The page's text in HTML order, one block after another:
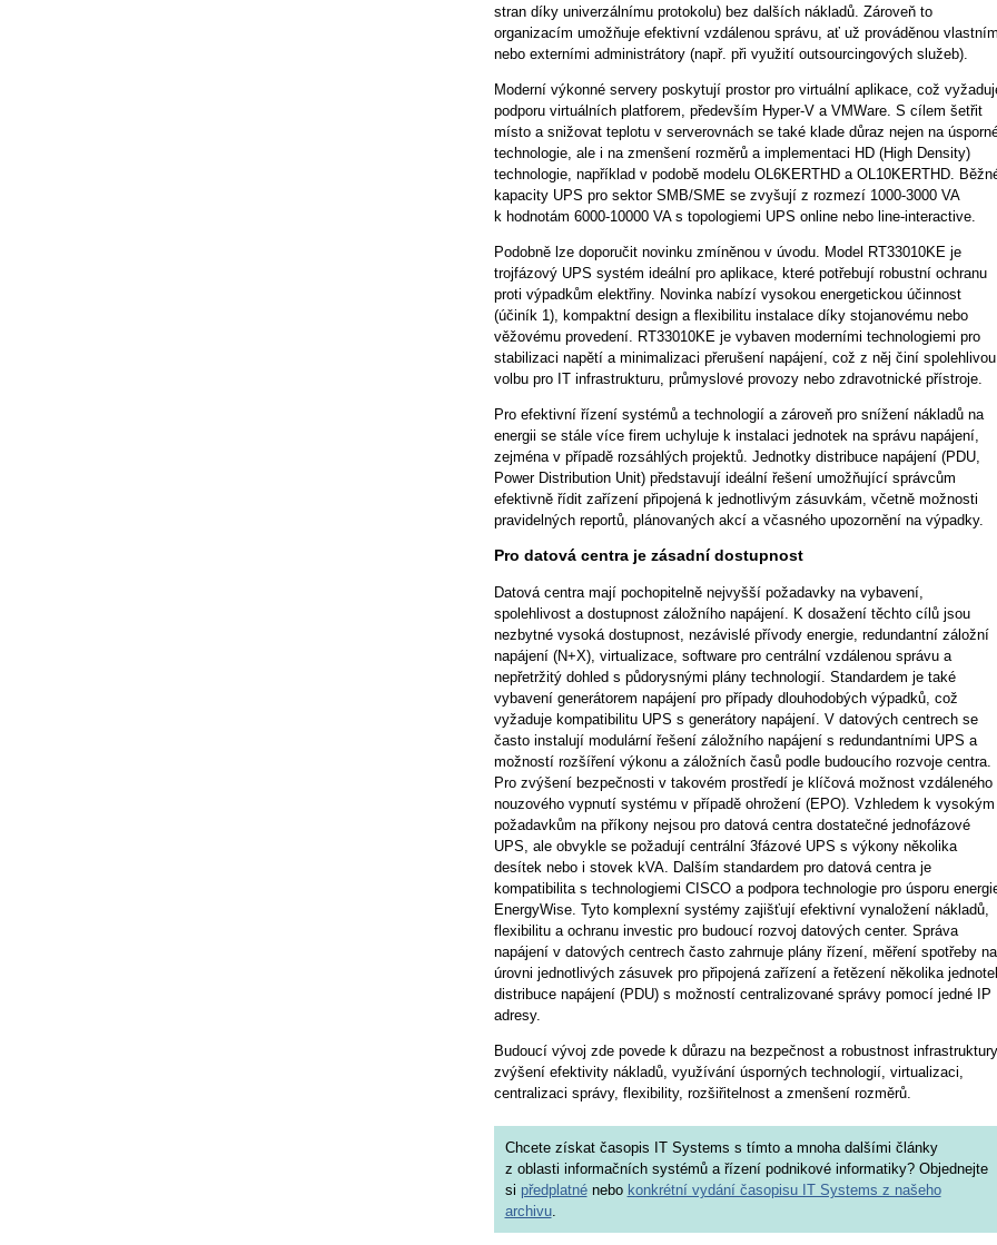
stran díky univerzálnímu protokolu) bez dalších nákladů. Zároveň to
organizacím umožňuje efektivní vzdálenou správu, ať už prováděnou
nebo externími administrátory (např. při využití outsourcingových služeb).
Moderní výkonné servery poskytují prostor pro virtuální aplikace, což
podporu virtuálních platforem, především Hyper-V a VMWare. S cílem šetřit
místo a snižovat teplotu v serverovnách se také klade důraz nejen na
technologie, ale i na zmenšení rozměrů a implementaci HD (High Density)
technologie, například v podobě modelu OL6KERTHD a OL10KERTHD.
kapacity UPS pro sektor SMB/SME se zvyšují z rozmezí 1000-3000 VA
k hodnotám 6000-10000 VA s topologiemi UPS online nebo line-interactive.
Podobně lze doporučit novinku zmíněnou v úvodu. Model RT33010KE je
trojfázový UPS systém ideální pro aplikace, které potřebují robustní ochranu
proti výpadkům elektřiny. Novinka nabízí vysokou energetickou účinnost
(účiník 1), kompaktní design a flexibilitu instalace díky stojanovému nebo
věžovému provedení. RT33010KE je vybaven moderními technologiemi pro
stabilizaci napětí a minimalizaci přerušení napájení, což z něj činí spolehlivou
volbu pro IT infrastrukturu, průmyslové provozy nebo zdravotnické přístroje.
Pro efektivní řízení systémů a technologií a zároveň pro snížení nákladů na
energii se stále více firem uchyluje k instalaci jednotek na správu napájení,
zejména v případě rozsáhlých projektů. Jednotky distribuce napájení (PDU,
Power Distribution Unit) představují ideální řešení umožňující správcům
efektivně řídit zařízení připojená k jednotlivým zásuvkám, včetně možnosti
pravidelných reportů, plánovaných akcí a včasného upozornění na výpadky.
Pro datová centra je zásadní dostupnost
Datová centra mají pochopitelně nejvyšší požadavky na vybavení,
spolehlivost a dostupnost záložního napájení. K dosažení těchto cílů jsou
nezbytné vysoká dostupnost, nezávislé přívody energie, redundantní záložní
napájení (N+X), virtualizace, software pro centrální vzdálenou správu a
nepřetržitý dohled s půdorysnými plány technologií. Standardem je také
vybavení generátorem napájení pro případy dlouhodobých výpadků, což
vyžaduje kompatibilitu UPS s generátory napájení. V datových centrech se
často instalují modulární řešení záložního napájení s redundantními UPS a
možností rozšíření výkonu a záložních časů podle budoucího rozvoje centra.
Pro zvýšení bezpečnosti v takovém prostředí je klíčová možnost vzdáleného
nouzového vypnutí systému v případě ohrožení (EPO). Vzhledem k vysokým
požadavkům na příkony nejsou pro datová centra dostatečné jednofázové
UPS, ale obvykle se požadují centrální 3fázové UPS s výkony několika
desítek nebo i stovek kVA. Dalším standardem pro datová centra je
kompatibilita s technologiemi CISCO a podpora technologie pro úsporu
EnergyWise. Tyto komplexní systémy zajišťují efektivní vynaložení nákladů,
flexibilitu a ochranu investic pro budoucí rozvoj datových center. Správa
napájení v datových centrech často zahrnuje plány řízení, měření spotřeby na
úrovni jednotlivých zásuvek pro připojená zařízení a řetězení několika
distribuce napájení (PDU) s možností centralizované správy pomocí jedné IP
adresy.
Budoucí vývoj zde povede k důrazu na bezpečnost a robustnost infrastruktury,
zvýšení efektivity nákladů, využívání úsporných technologií, virtualizaci,
centralizaci správy, flexibility, rozšiřitelnost a zmenšení rozměrů.
Chcete získat časopis IT Systems s tímto a mnoha dalšími články
z oblasti informačních systémů a řízení podnikové informatiky? Objednejte
si předplatnénebo konkrétní vydání časopisu IT Systems z našeho
archivu.